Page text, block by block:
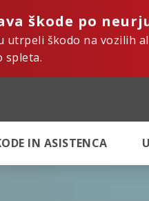
škode po
utrpeli škodo na vozilih
spleta.
IN ASISTENCA